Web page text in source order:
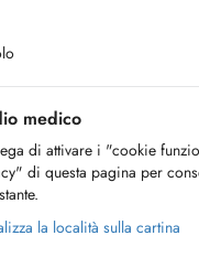
medico
di attivare i "cookie
di questa pagina per
la località sulla cartina